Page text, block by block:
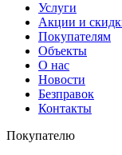
Услуги
Акции и
Покупателям
Объекты
О нас
Новости
Безправок
Контакты
Покупателю